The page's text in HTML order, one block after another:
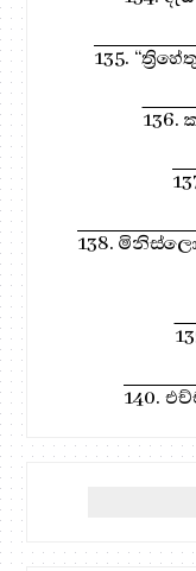
135.
136.
138.
140.